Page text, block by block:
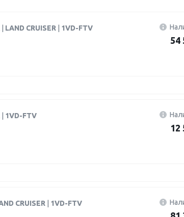
LAND CRUISER 1VD-FTV
54
1VD-FTV
12
CRUISER 1VD-FTV